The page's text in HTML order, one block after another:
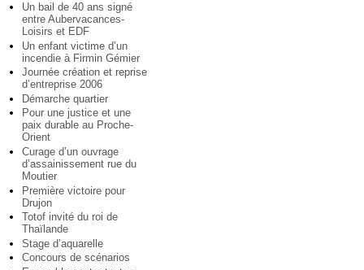
Un bail de 40 ans signé
entre Aubervacances-
Loisirs et EDF
Un enfant victime d’un
incendie à Firmin Gémier
Journée création et reprise
d’entreprise 2006
Démarche quartier
Pour une justice et une
paix durable au Proche-
Orient
Curage d’un ouvrage
d’assainissement rue du
Moutier
Première victoire pour
Drujon
Totof invité du roi de
Thaïlande
Stage d’aquarelle
Concours de scénarios